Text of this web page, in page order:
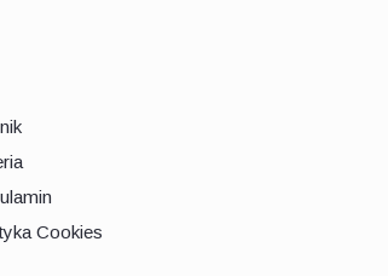
Cookies